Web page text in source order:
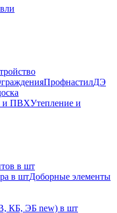
ПрофнастилДЭ
и ПВХУтепление и
в шт
в штДоборные элементы
КБ, ЭБ new) в шт